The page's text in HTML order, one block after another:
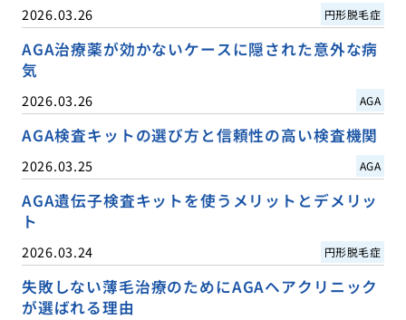
2026.03.26 円形脱毛症
AGA治療薬が効かないケースに隠された意外な病
気
2026.03.26 AGA
AGA検査キットの選び方と信頼性の高い検査機関
2026.03.25 AGA
AGA遺伝子検査キットを使うメリットとデメリッ
ト
2026.03.24 円形脱毛症
失敗しない薄毛治療のためにAGAヘアクリニック
が選ばれる理由